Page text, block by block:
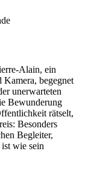
Alain, ein
Kamera, begegnet
unerwarteten
Bewunderung
rätselt,
Besonders
Begleiter,
wie sein